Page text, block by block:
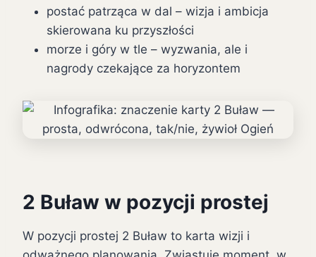
postać patrząca w dal – wizja i ambicja
skierowana ku przyszłości
morze i góry w tle – wyzwania, ale i
nagrody czekające za horyzontem
2 Buław w pozycji prostej
W pozycji prostej 2 Buław to karta wizji i